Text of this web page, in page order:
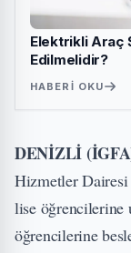
Elektrikli Araç
Edilmelidir?
HABERI OKU
DENİZLİ
Hizmetler Dairesi
lise öğrencilerine
öğrencilerine